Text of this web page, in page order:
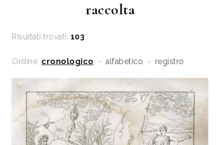
raccolta
Risultati trovati: 103
Ordine: cronologico - alfabetico - registro